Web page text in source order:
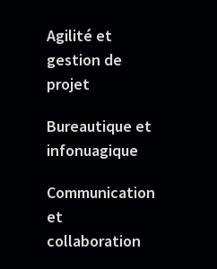
Agilité et
gestion de
projet
Bureautique et
infonuagique
Communication
et
collaboration